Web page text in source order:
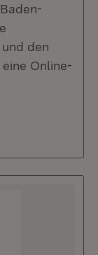
den
Online-